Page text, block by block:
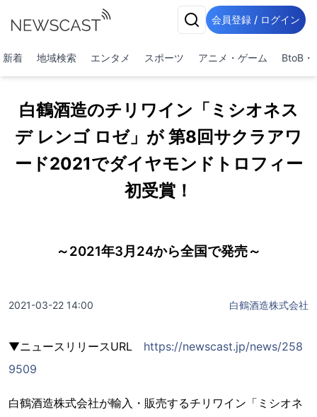
会員登録 / ログイン
新着 地域検索 エンタメ スポーツ アニメ・ゲーム BtoB・
白鶴酒造のチリワイン「ミシオネス
デ レンゴ ロゼ」が 第8回サクラアワ
ード2021でダイヤモンドトロフィー
初受賞！
～2021年3月24から全国で発売～
2021-03-22 14:00 白鶴酒造株式会社
▼ニュースリリースURL https://newscast.jp/news/258
9509
白鶴酒造株式会社が輸入・販売するチリワイン「ミシオネ